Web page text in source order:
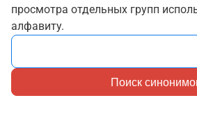
просмотра отдельных групп
алфавиту.
Поиск